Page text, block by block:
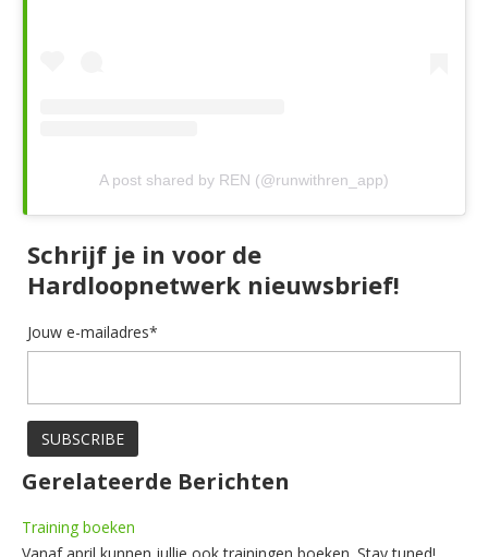
A post shared by REN (@runwithren_app)
Schrijf je in voor de
Hardloopnetwerk nieuwsbrief!
Jouw e-mailadres*
Gerelateerde Berichten
Training boeken